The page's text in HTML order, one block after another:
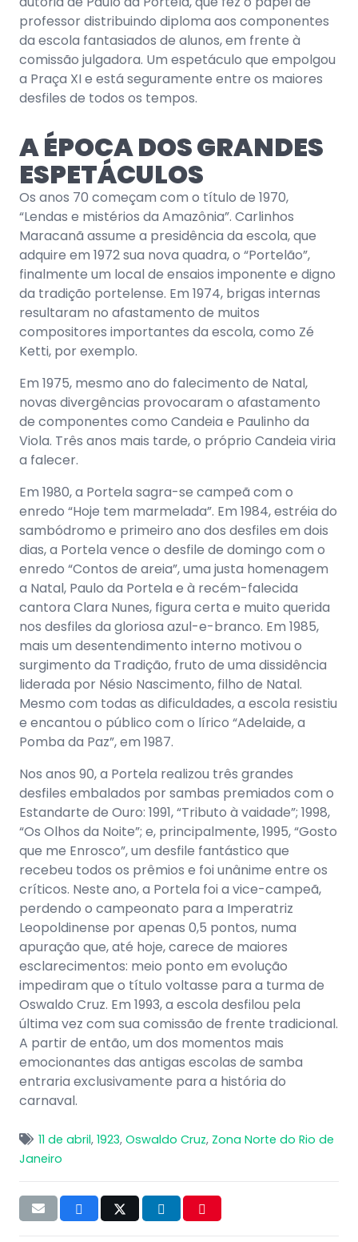
professor distribuindo diploma aos componentes
da escola fantasiados de alunos, em frente à
comissão julgadora. Um espetáculo que empolgou
a Praça XI e está seguramente entre os maiores
desfiles de todos os tempos.
A ÉPOCA DOS GRANDES
ESPETÁCULOS
Os anos 70 começam com o título de 1970,
“Lendas e mistérios da Amazônia”. Carlinhos
Maracanã assume a presidência da escola, que
adquire em 1972 sua nova quadra, o “Portelão”,
finalmente um local de ensaios imponente e digno
da tradição portelense. Em 1974, brigas internas
resultaram no afastamento de muitos
compositores importantes da escola, como Zé
Ketti, por exemplo.
Em 1975, mesmo ano do falecimento de Natal,
novas divergências provocaram o afastamento
de componentes como Candeia e Paulinho da
Viola. Três anos mais tarde, o próprio Candeia viria
a falecer.
Em 1980, a Portela sagra-se campeã com o
enredo “Hoje tem marmelada”. Em 1984, estréia do
sambódromo e primeiro ano dos desfiles em dois
dias, a Portela vence o desfile de domingo com o
enredo “Contos de areia”, uma justa homenagem
a Natal, Paulo da Portela e à recém-falecida
cantora Clara Nunes, figura certa e muito querida
nos desfiles da gloriosa azul-e-branco. Em 1985,
mais um desentendimento interno motivou o
surgimento da Tradição, fruto de uma dissidência
liderada por Nésio Nascimento, filho de Natal.
Mesmo com todas as dificuldades, a escola resistiu
e encantou o público com o lírico “Adelaide, a
Pomba da Paz”, em 1987.
Nos anos 90, a Portela realizou três grandes
desfiles embalados por sambas premiados com o
Estandarte de Ouro: 1991, “Tributo à vaidade”; 1998,
“Os Olhos da Noite”; e, principalmente, 1995, “Gosto
que me Enrosco”, um desfile fantástico que
recebeu todos os prêmios e foi unânime entre os
críticos. Neste ano, a Portela foi a vice-campeã,
perdendo o campeonato para a Imperatriz
Leopoldinense por apenas 0,5 pontos, numa
apuração que, até hoje, carece de maiores
esclarecimentos: meio ponto em evolução
impediram que o título voltasse para a turma de
Oswaldo Cruz. Em 1993, a escola desfilou pela
última vez com sua comissão de frente tradicional.
A partir de então, um dos momentos mais
emocionantes das antigas escolas de samba
entraria exclusivamente para a história do
carnaval.
11 de abril, 1923, Oswaldo Cruz, Zona Norte do Rio de
Janeiro